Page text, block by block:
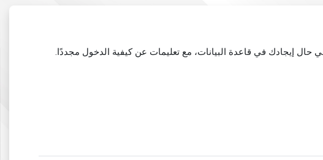
إيجادك في قاعدة البيانات، مع تعليمات عن كيفية الدخول مجددًا.